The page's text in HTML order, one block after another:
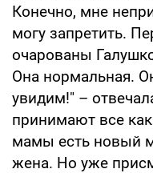
Конечно, мне
могу запретить.
очарованы
Она нормальная.
увидим!" –
принимают все
мамы есть новый
жена. Но уже